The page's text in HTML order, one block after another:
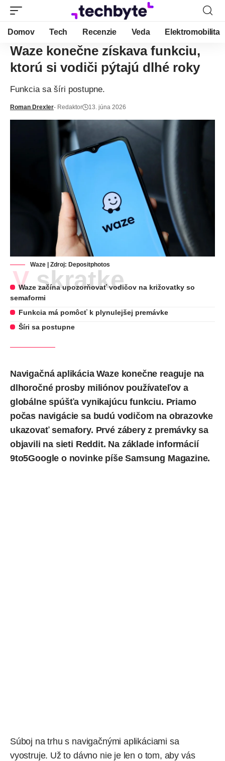
Domov Tech Recenzie Veda Elektromobilita
Waze konečne získava funkciu,
ktorú si vodiči pýtajú dlhé roky
Funkcia sa šíri postupne.
Roman Drexler- Redaktor 13. júna 2026
Waze | Zdroj: Depositphotos
V skratke
Waze začína upozorňovať vodičov na križovatky so
semaformi
Funkcia má pomôcť k plynulejšej premávke
Šíri sa postupne
Navigačná aplikácia Waze konečne reaguje na
dlhoročné prosby miliónov používateľov a
globálne spúšťa vynikajúcu funkciu. Priamo
počas navigácie sa budú vodičom na obrazovke
ukazovať semafory. Prvé zábery z premávky sa
objavili na sieti Reddit. Na základe informácií
9to5Google o novinke píšeSamsung Magazine.
Súboj na trhu s navigačnými aplikáciami sa
vyostruje. Už to dávno nie je len o tom, aby vás